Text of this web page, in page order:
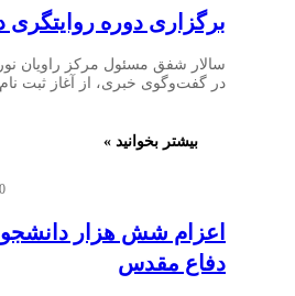
برگزاری دوره‌
سالار شفق مسئول مرکز راویان
در گفت‌وگوی خبری، از آغاز ثبت
بیشتر بخوانید »
0
اعزام شش هزار
دفاع مقدس